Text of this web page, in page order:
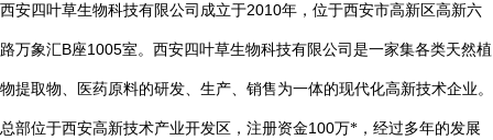
西安四叶草生物科技有限公司成立于2010年，位于西安市高新区高新六
路万象汇B座1005室。西安四叶草生物科技有限公司是一家集各类天然植
物提取物、医药原料的研发、生产、销售为一体的现代化高新技术企业。
总部位于西安高新技术产业开发区，注册资金100万*，经过多年的发展